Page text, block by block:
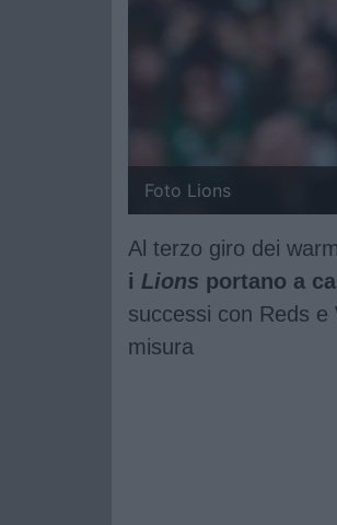
Foto Lions
Al terzo giro dei
i Lions portano a
successi con Reds
misura